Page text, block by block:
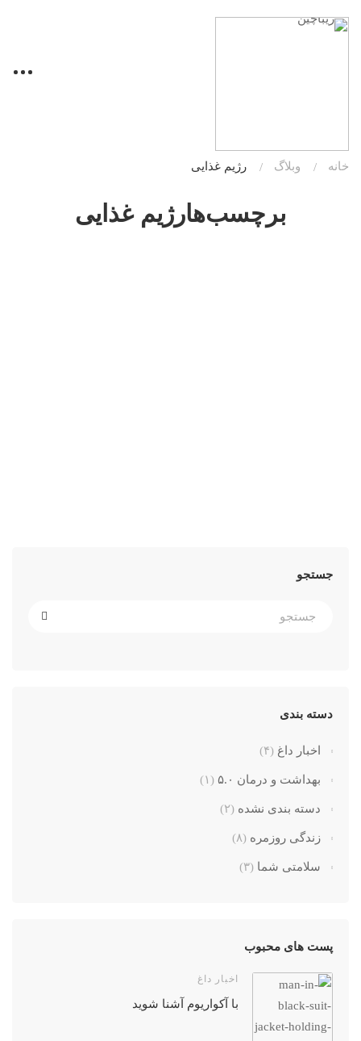
برچسب‌هارژیم غذایی
خانه وبلاگ رژیم غذایی
جستجو
دسته بندی
اخبار داغ (۴)
بهداشت و درمان ۵.۰ (۱)
دسته بندی نشده (۲)
زندگی روزمره (۸)
سلامتی شما (۳)
پست های محبوب
اخبار داغ
با آکواریوم آشنا شوید